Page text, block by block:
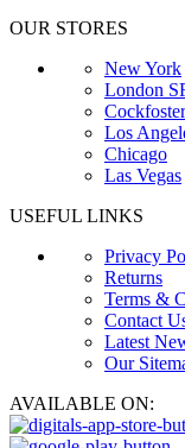
OUR STORES
New York
London
Los
Chicago
Las Vegas
USEFUL LINKS
Privacy
Returns
Terms &
Contact
Latest
Our
AVAILABLE ON: